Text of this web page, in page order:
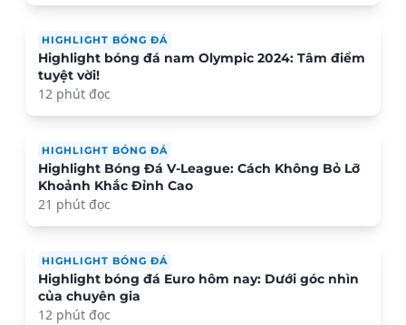
HIGHLIGHT BÓNG ĐÁ
Highlight bóng đá nam Olympic 2024: Tâm điểm
tuyệt vời!
12 phút đọc
HIGHLIGHT BÓNG ĐÁ
Highlight Bóng Đá V-League: Cách Không Bỏ Lỡ
Khoảnh Khắc Đỉnh Cao
21 phút đọc
HIGHLIGHT BÓNG ĐÁ
Highlight bóng đá Euro hôm nay: Dưới góc nhìn
của chuyên gia
12 phút đọc